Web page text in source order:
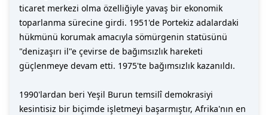
ticaret merkezi olma özelliğiyle yavaş bir ekonomik
toparlanma sürecine girdi. 1951'de Portekiz adalardaki
hükmünü korumak amacıyla sömürgenin statüsünü
"denizaşırı il"e çevirse de bağımsızlık hareketi
güçlenmeye devam etti. 1975'te bağımsızlık kazanıldı.
1990'lardan beri Yeşil Burun temsilî demokrasiyi
kesintisiz bir biçimde işletmeyi başarmıştır, Afrika'nın en